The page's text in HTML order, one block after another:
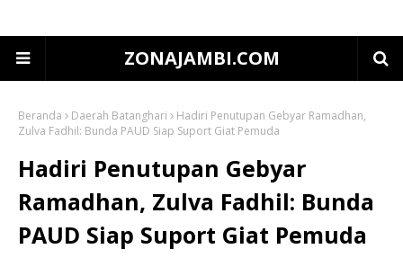
ZONAJAMBI.COM
Beranda Daerah Batanghari
Hadiri Penutupan Gebyar Ramadhan,
Zulva Fadhil: Bunda PAUD Siap Suport Giat Pemuda
Hadiri Penutupan Gebyar
Ramadhan, Zulva Fadhil: Bunda
PAUD Siap Suport Giat Pemuda